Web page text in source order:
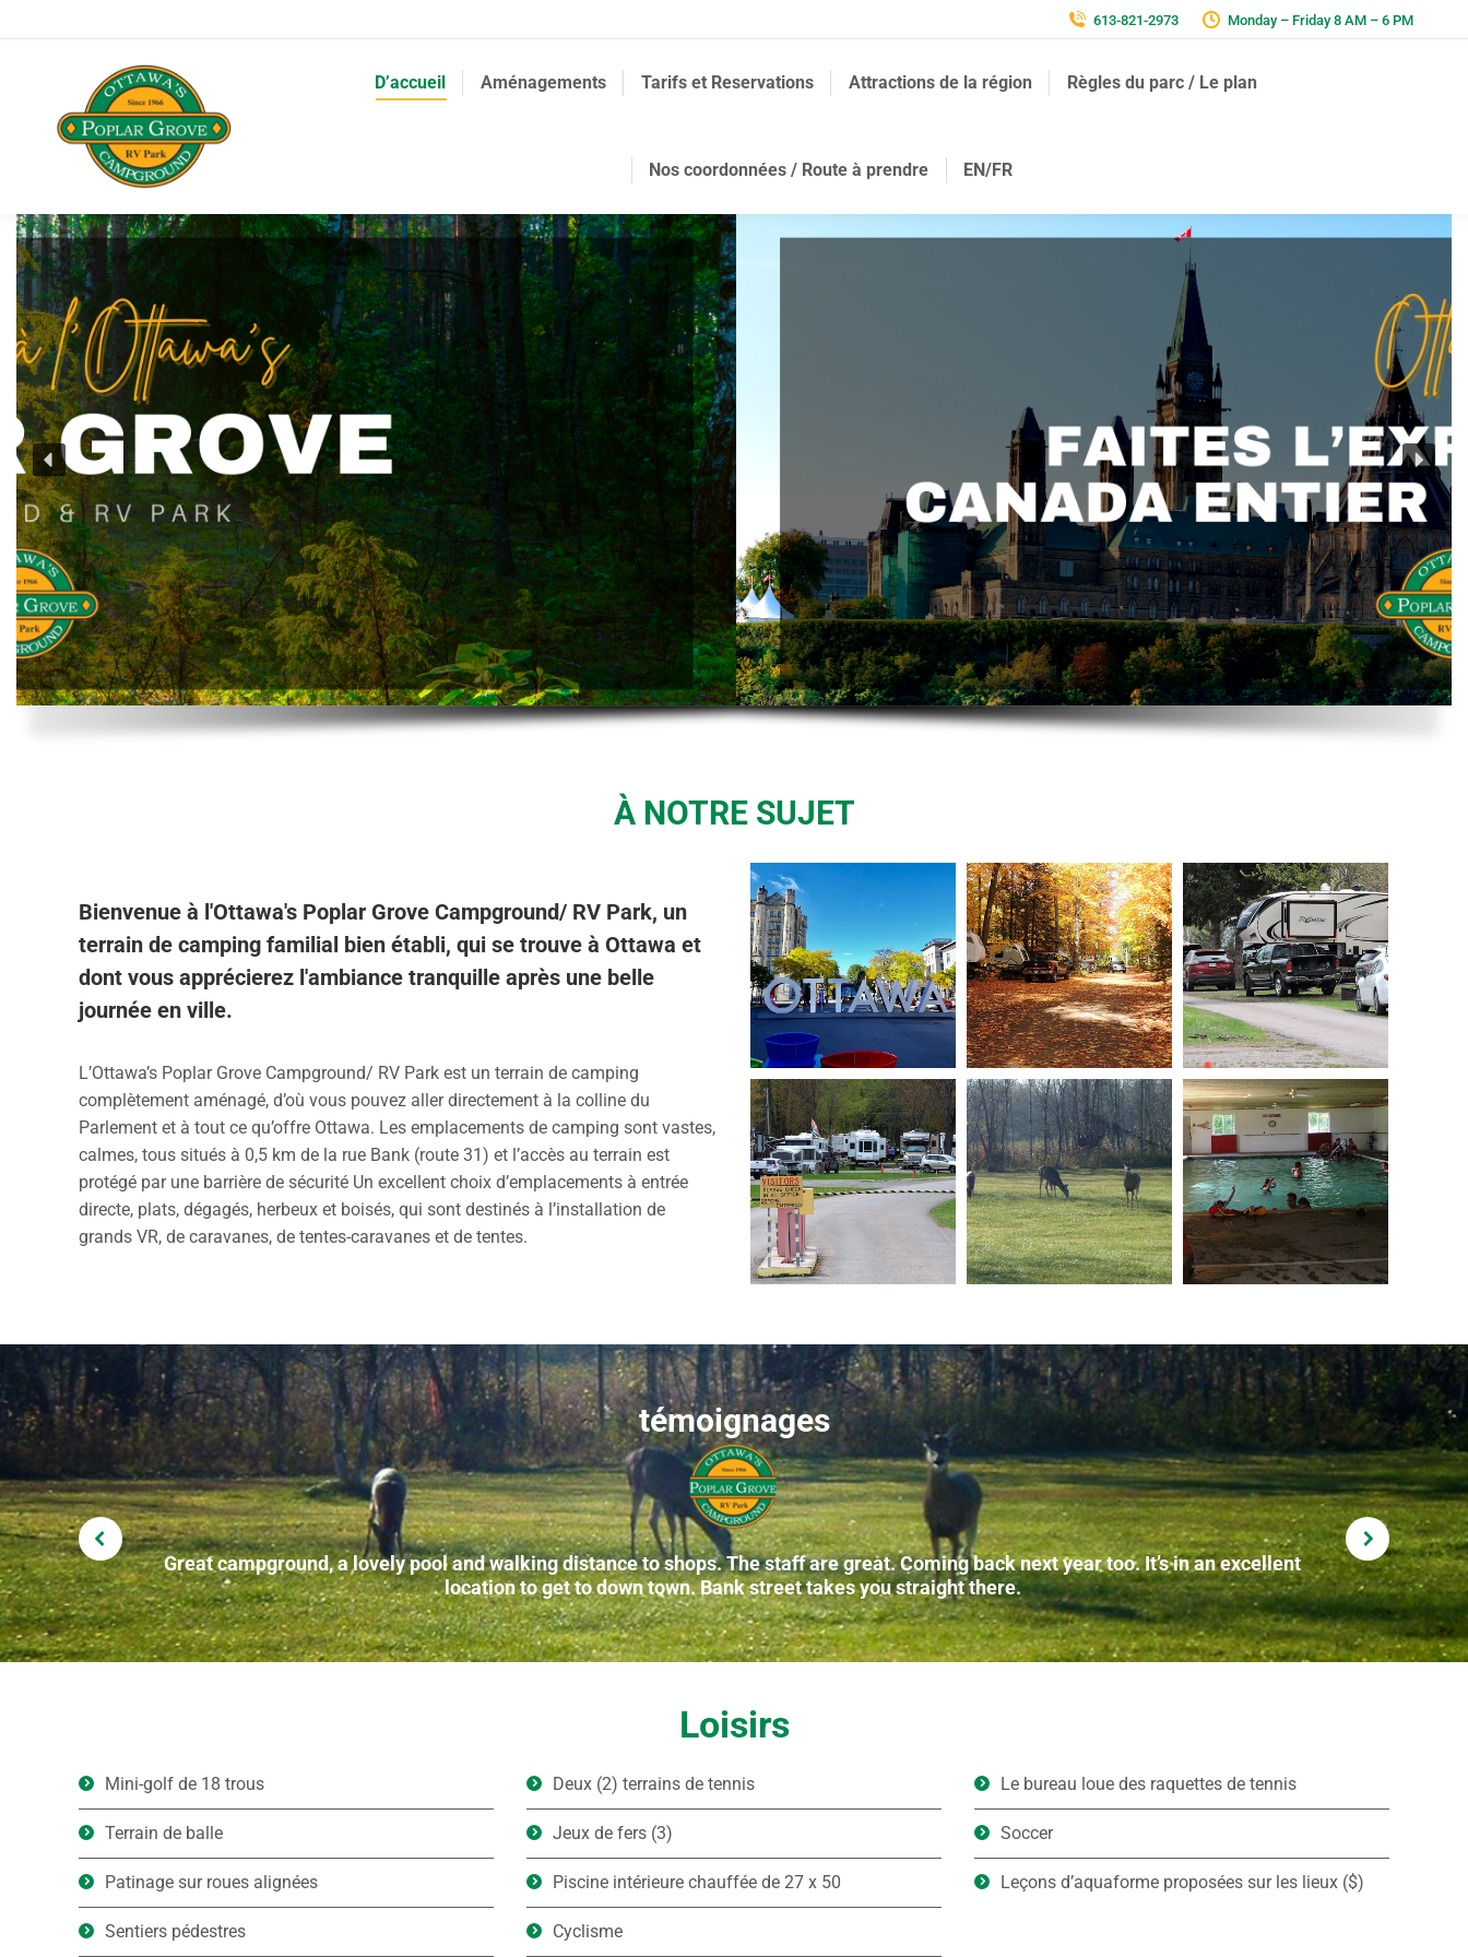
613-821-2973 Monday – Friday 8 AM – 6 PM
D’accueil Aménagements Tarifs et Reservations Attractions de la région Règles du parc / Le plan
Nos coordonnées / Route à prendre EN/FR
À NOTRE SUJET
Bienvenue à l'Ottawa's Poplar Grove Campground/ RV Park, un
terrain de camping familial bien établi, qui se trouve à Ottawa et
dont vous apprécierez l'ambiance tranquille après une belle
journée en ville.
L’Ottawa’s Poplar Grove Campground/ RV Park est un terrain de camping
complètement aménagé, d’où vous pouvez aller directement à la colline du
Parlement et à tout ce qu’offre Ottawa. Les emplacements de camping sont vastes,
calmes, tous situés à 0,5 km de la rue Bank (route 31) et l’accès au terrain est
protégé par une barrière de sécurité Un excellent choix d’emplacements à entrée
directe, plats, dégagés, herbeux et boisés, qui sont destinés à l’installation de
grands VR, de caravanes, de tentes-caravanes et de tentes.
témoignages
Great campground, a lovely pool and walking distance to shops. The staff are great. Coming back next year too. It’s in an excellent
location to get to down town. Bank street takes you straight there.
Loisirs
Mini-golf de 18 trous
Terrain de balle
Patinage sur roues alignées
Sentiers pédestres
Deux (2) terrains de tennis
Jeux de fers (3)
Piscine intérieure chauffée de 27 x 50
Cyclisme
Le bureau loue des raquettes de tennis
Soccer
Leçons d’aquaforme proposées sur les lieux ($)